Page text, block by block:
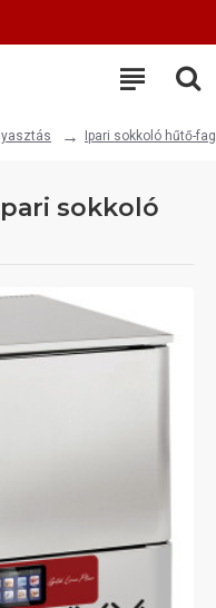
Ipari sokkoló hűtő-
sokkoló